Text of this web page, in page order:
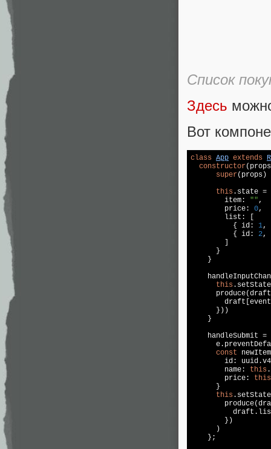
Список
Здесь
Вот
class App extends
constructor
super(props)
this .state =
item: "" ,
price: 0,
list: [
{ id: 1,
{ id: 2,
]
}
}
this
produce(draft
}))
}
handleSubmit =
const
id:
name: this
price: this
}
this
draft.list =
})
)
};